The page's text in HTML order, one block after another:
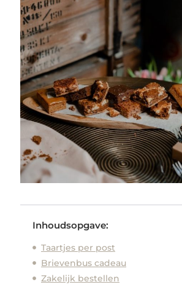
Inhoudsopgave:
Taartjes per post
Brievenbus cadeau
Zakelijk bestellen